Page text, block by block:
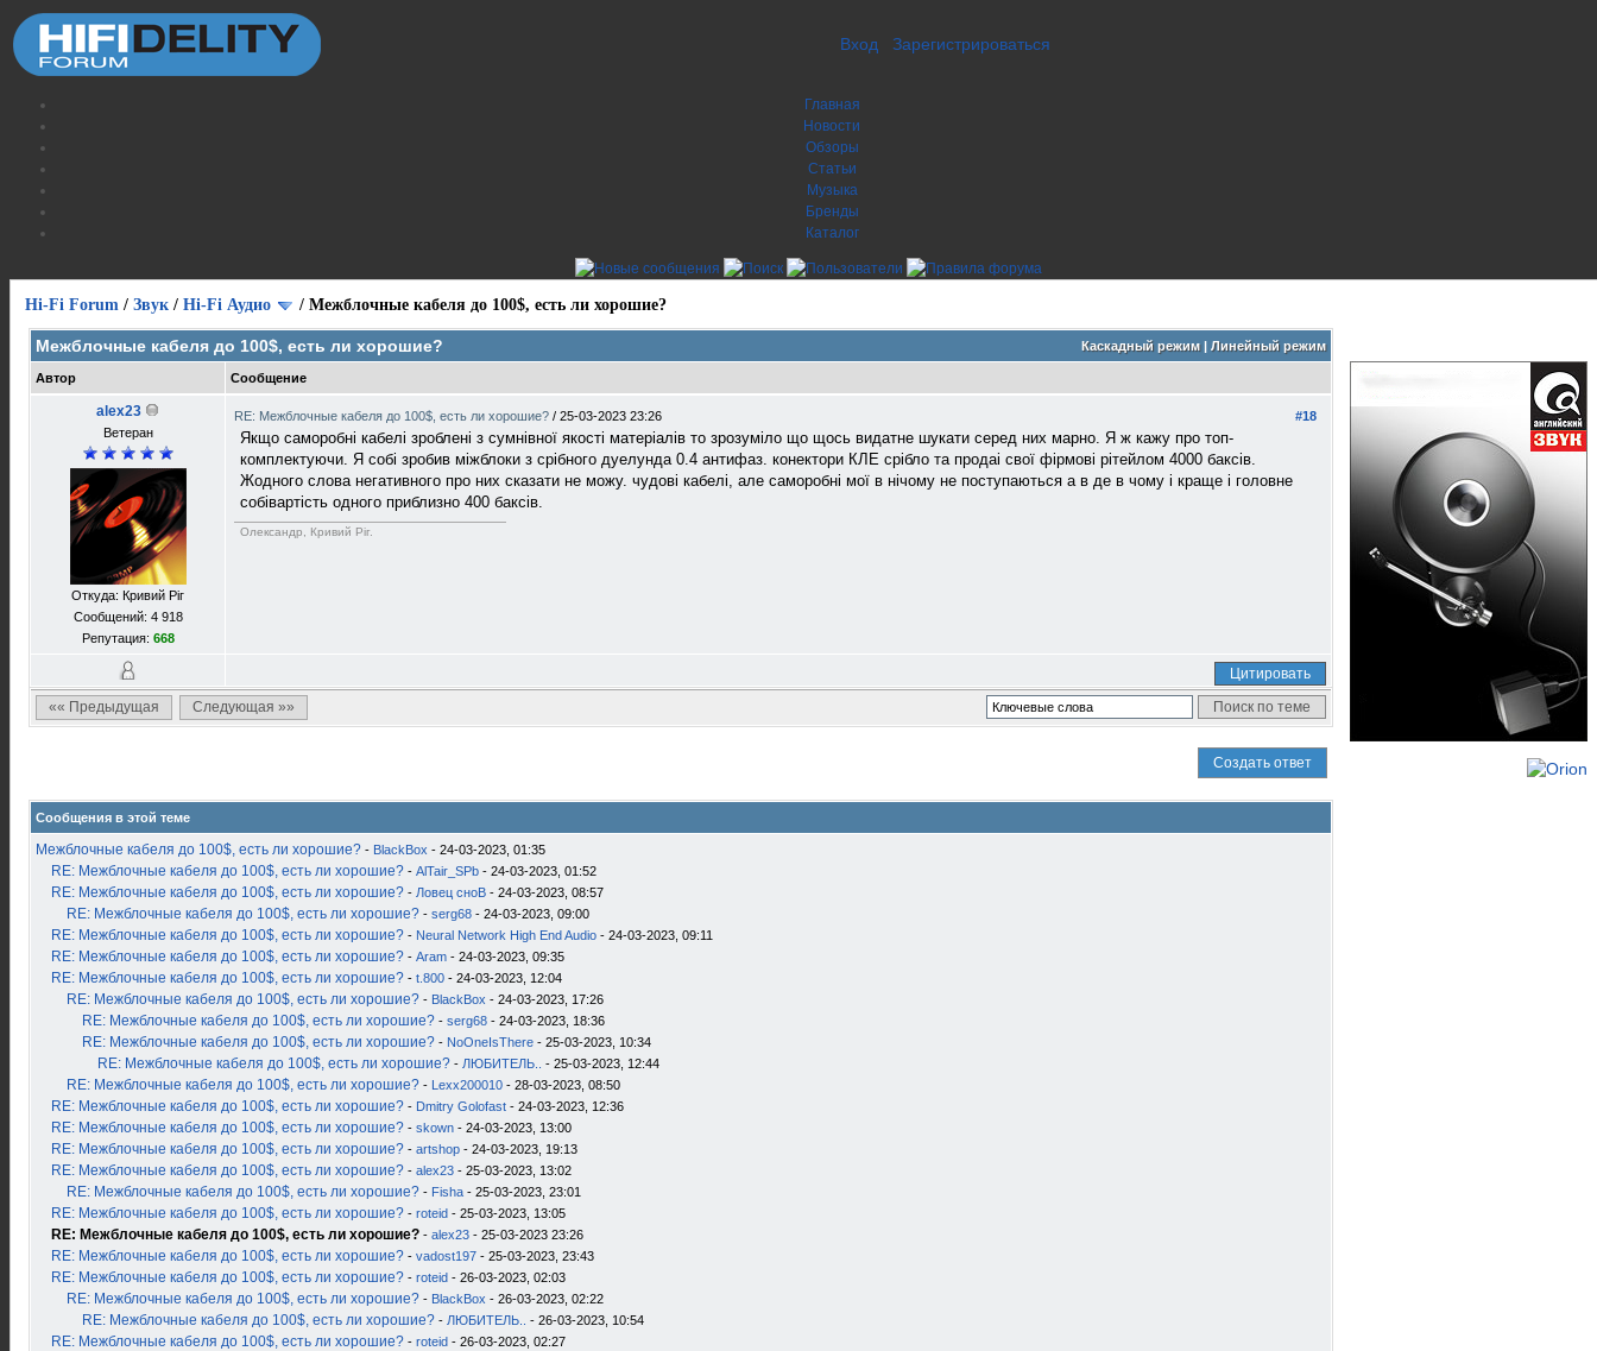
Вход Зарегистрироваться
Главная
Новости
Обзоры
Статьи
Музыка
Бренды
Каталог
Hi-Fi Forum / Звук / Hi-Fi Аудио / Межблочные кабеля до 100$, есть ли хорошие?
Каскадный режим| Линейный режим
Межблочные кабеля до 100$, есть ли хорошие?
Автор Сообщение
alex23
Ветеран
Откуда: Кривий Рiг
Сообщений: 4 918
Репутация: 668
#18
RE: Межблочные кабеля до 100$, есть ли хорошие? / 25-03-2023 23:26
Якщо саморобні кабелі зроблені з сумнівної якості матеріалів то зрозуміло що щось видатне шукати серед них марно. Я ж кажу про топ-
комплектуючи. Я собі зробив міжблоки з срібного дуелунда 0.4 антифаз. конектори КЛЕ срібло та продаі свої фірмові рітейлом 4000 баксів.
Жодного слова негативного про них сказати не можу. чудові кабелі, але саморобні мої в нічому не поступаються а в де в чому і краще і головне
собівартість одного приблизно 400 баксів.
Олександр, Кривий Рiг.
Цитировать
«« Предыдущая
Следующая »»
Создать ответ
Сообщения в этой теме
Межблочные кабеля до 100$, есть ли хорошие? - BlackBox - 24-03-2023, 01:35
RE: Межблочные кабеля до 100$, есть ли хорошие? - AlTair_SPb - 24-03-2023, 01:52
RE: Межблочные кабеля до 100$, есть ли хорошие? - Ловец сноВ - 24-03-2023, 08:57
RE: Межблочные кабеля до 100$, есть ли хорошие? - serg68 - 24-03-2023, 09:00
RE: Межблочные кабеля до 100$, есть ли хорошие? - Neural Network High End Audio - 24-03-2023, 09:11
RE: Межблочные кабеля до 100$, есть ли хорошие? - Aram - 24-03-2023, 09:35
RE: Межблочные кабеля до 100$, есть ли хорошие? - t.800 - 24-03-2023, 12:04
RE: Межблочные кабеля до 100$, есть ли хорошие? - BlackBox - 24-03-2023, 17:26
RE: Межблочные кабеля до 100$, есть ли хорошие? - serg68 - 24-03-2023, 18:36
RE: Межблочные кабеля до 100$, есть ли хорошие? - NoOneIsThere - 25-03-2023, 10:34
RE: Межблочные кабеля до 100$, есть ли хорошие? - ЛЮБИТЕЛЬ.. - 25-03-2023, 12:44
RE: Межблочные кабеля до 100$, есть ли хорошие? - Lexx200010 - 28-03-2023, 08:50
RE: Межблочные кабеля до 100$, есть ли хорошие? - Dmitry Golofast - 24-03-2023, 12:36
RE: Межблочные кабеля до 100$, есть ли хорошие? - skown - 24-03-2023, 13:00
RE: Межблочные кабеля до 100$, есть ли хорошие? - artshop - 24-03-2023, 19:13
RE: Межблочные кабеля до 100$, есть ли хорошие? - alex23 - 25-03-2023, 13:02
RE: Межблочные кабеля до 100$, есть ли хорошие? - Fisha - 25-03-2023, 23:01
RE: Межблочные кабеля до 100$, есть ли хорошие? - roteid - 25-03-2023, 13:05
RE: Межблочные кабеля до 100$, есть ли хорошие? - alex23 - 25-03-2023 23:26
RE: Межблочные кабеля до 100$, есть ли хорошие? - vadost197 - 25-03-2023, 23:43
RE: Межблочные кабеля до 100$, есть ли хорошие? - roteid - 26-03-2023, 02:03
RE: Межблочные кабеля до 100$, есть ли хорошие? - BlackBox - 26-03-2023, 02:22
RE: Межблочные кабеля до 100$, есть ли хорошие? - ЛЮБИТЕЛЬ.. - 26-03-2023, 10:54
RE: Межблочные кабеля до 100$, есть ли хорошие? - roteid - 26-03-2023, 02:27